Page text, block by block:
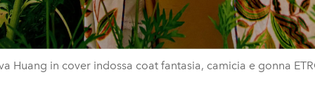
Huang in cover indossa coat fantasia, camicia e gonna